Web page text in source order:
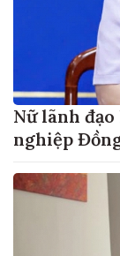
Nữ lãnh
nghiệp